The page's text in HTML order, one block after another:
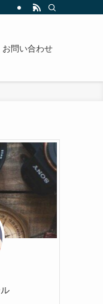
お問い合わせ